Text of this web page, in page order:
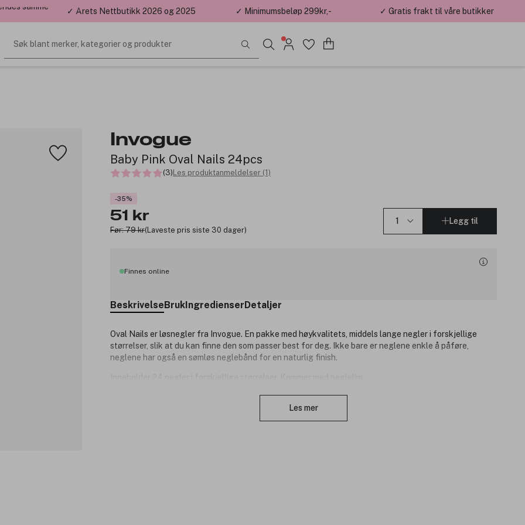
samme ✓ Årets Nettbutikk 2026 og 2025 ✓ Minimumsbeløp 299kr,- ✓ Gratis frakt til våre butikker
Søk blant merker, kategorier og produkter
Invogue
Baby Pink Oval Nails 24pcs
(3) Les produktanmeldelser (1)
-35%
51 kr
Før: 79 kr(Laveste pris siste 30 dager)
Legg til
Finnes online
BeskrivelseBrukIngredienserDetaljer
Oval Nails er løsnegler fra Invogue. En pakke med høykvalitets, middels lange negler i forskjellige
størrelser, slik at du kan finne den som passer best for deg. Ikke bare er neglene enkle å påføre,
neglene har også en sømløs neglebånd for en naturlig finish.
Les mer